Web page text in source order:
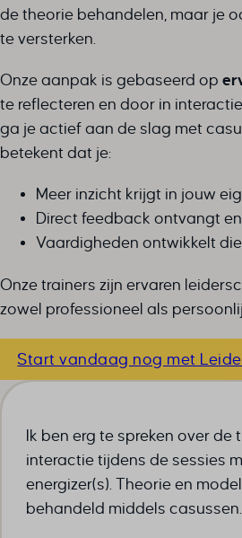
de theorie behandelen, maar je
te versterken.
Onze aanpak is gebaseerd op
te reflecteren en door in
ga je actief aan de slag met
betekent dat je:
Meer inzicht krijgt in jouw
Direct feedback ontvangt
Vaardigheden ontwikkelt
Onze trainers zijn ervaren
zowel professioneel als
Start vandaag nog met
Ik ben erg te spreken over de
interactie tijdens de sessies
energizer(s). Theorie en
behandeld middels casussen.